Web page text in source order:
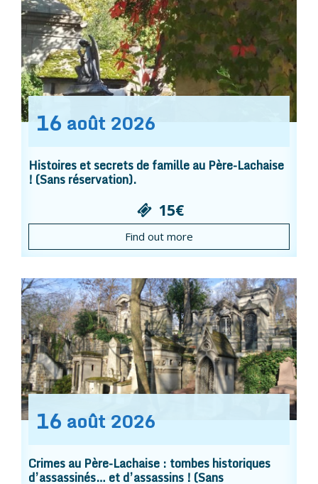
16 août 2026
Histoires et secrets de famille au Père-Lachaise
! (Sans réservation).
15€
Find out more
16 août 2026
Crimes au Père-Lachaise : tombes historiques
d’assassinés… et d’assassins ! (Sans